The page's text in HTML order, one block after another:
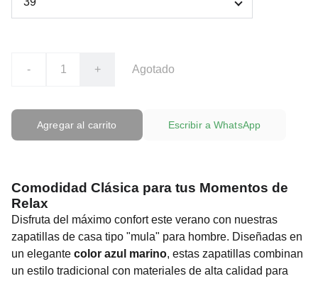
- + Agotado
Agregar al carrito Escribir a WhatsApp
Comodidad Clásica para tus Momentos de
Relax
Disfruta del máximo confort este verano con nuestras
zapatillas de casa tipo "mula" para hombre. Diseñadas en
un elegante color azul marino, estas zapatillas combinan
un estilo tradicional con materiales de alta calidad para